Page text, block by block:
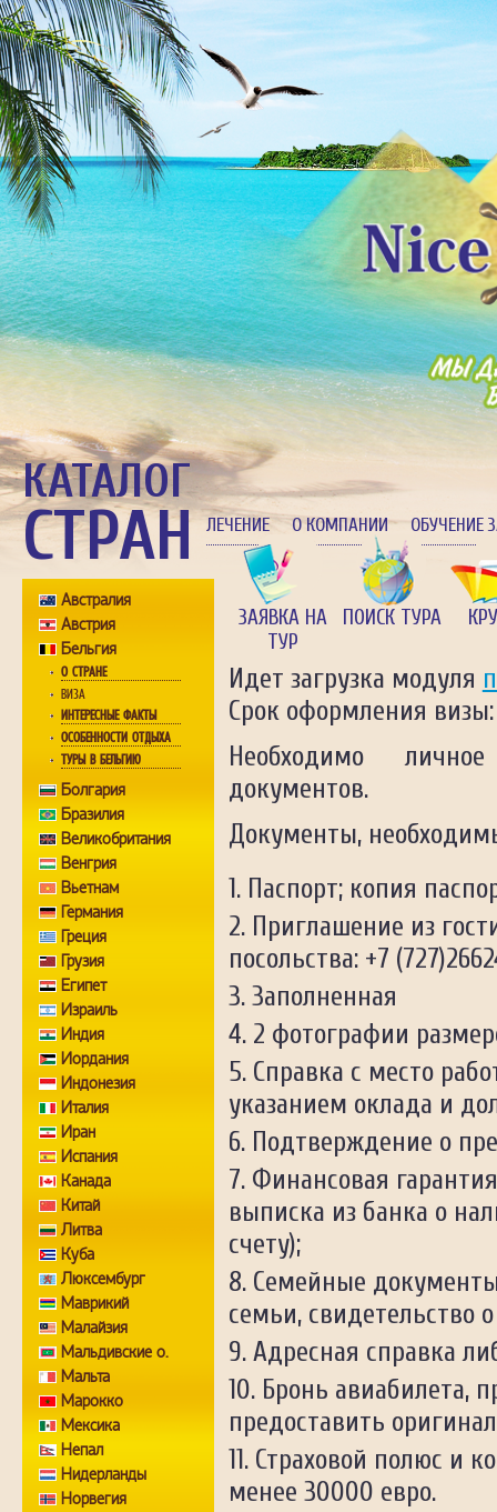
ЛЕЧЕНИЕ О КОМПАНИИ ОБУЧЕНИЕ
КАТАЛОГ
СТРАН
Австралия
Австрия
Бельгия
О СТРАНЕ
ВИЗА
ИНТЕРЕСНЫЕ ФАКТЫ
ОСОБЕННОСТИ ОТДЫХА
ТУРЫ В БЕЛЬГИЮ
Болгария
Бразилия
Великобритания
Венгрия
Вьетнам
Германия
Греция
Грузия
Египет
Израиль
Индия
Иордания
Индонезия
Италия
Иран
Испания
Канада
Китай
Литва
Куба
Люксембург
Маврикий
Малайзия
Мальдивские о.
Мальта
Марокко
Мексика
Непал
Нидерланды
Норвегия
ЗАЯВКА НА
ТУР
ПОИСК ТУРА
Идет загрузка модуля
Срок оформления визы:
Необходимо
документов.
Документы,
Паспорт; копия
Приглашение из
посольства: +7
Заполненная
2 фотографии
Справка с место
указанием оклада и
Подтверждение о
Финансовая
выписка из банка о
счету);
Семейные
семьи, свидетельство
Адресная справка
Бронь авиабилета,
предоставить
Страховой полюс и
менее 30000 евро.